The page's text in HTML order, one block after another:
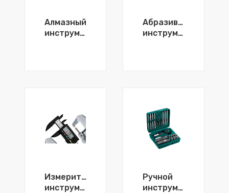
Алмазный
инструмент
Абразивный
инструмент
Измерительный
инструмент
Ручной
инструмент